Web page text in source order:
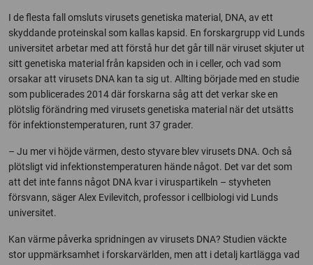
I de flesta fall omsluts virusets genetiska material, DNA, av ett
skyddande proteinskal som kallas kapsid. En forskargrupp vid Lunds
universitet arbetar med att förstå hur det går till när viruset skjuter ut
sitt genetiska material från kapsiden och in i celler, och vad som
orsakar att virusets DNA kan ta sig ut. Allting började med en studie
som publicerades 2014 där forskarna såg att det verkar ske en
plötslig förändring med virusets genetiska material när det utsätts
för infektionstemperaturen, runt 37 grader.
– Ju mer vi höjde värmen, desto styvare blev virusets DNA. Och så
plötsligt vid infektionstemperaturen hände något. Det var det som
att det inte fanns något DNA kvar i viruspartikeln – styvheten
försvann, säger Alex Evilevitch, professor i cellbiologi vid Lunds
universitet.
Kan värme påverka spridningen av virusets DNA? Studien väckte
stor uppmärksamhet i forskarvärlden, men att i detalj kartlägga vad